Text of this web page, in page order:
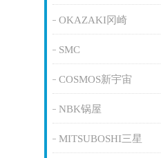
OKAZAKI冈崎
SMC
COSMOS新宇宙
NBK锅屋
MITSUBOSHI三星